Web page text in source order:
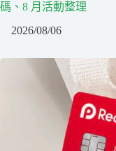
碼、8 月活動整理
2026/08/06